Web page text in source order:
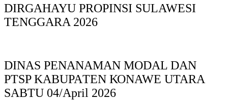
DIRGAHAYU PROPINSI SULAWESI
TENGGARA 2026
DINAS PΕΝΑΝΑΜAN MODAL DAN
PTSP KABUPAΤΕΝ ΚΟNAWE UTARA
SABTU 04/April 2026